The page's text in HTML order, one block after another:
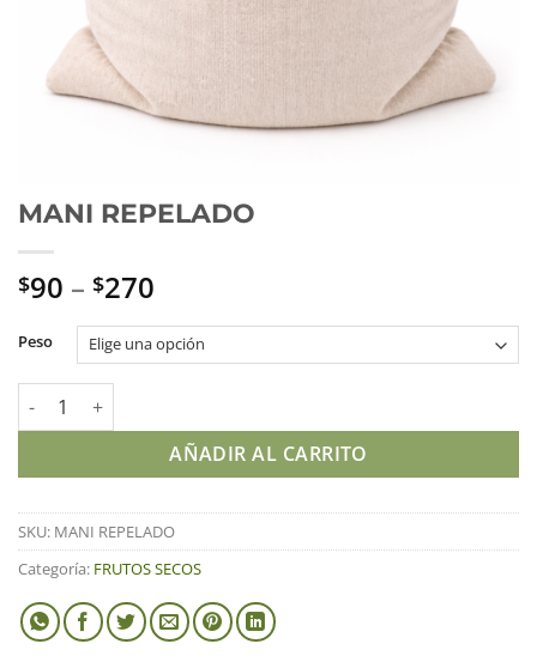
MANI REPELADO
$90 – $270
Peso
MANI REPELADO cantidad
AÑADIR AL CARRITO
SKU: MANI REPELADO
Categoría: FRUTOS SECOS